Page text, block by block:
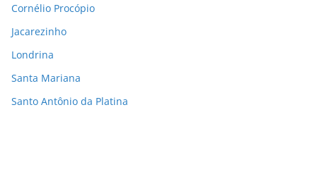
Cornélio Procópio
Jacarezinho
Londrina
Santa Mariana
Santo Antônio da Platina